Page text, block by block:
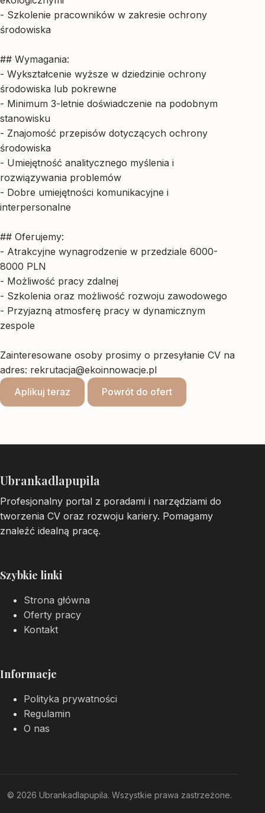
- Szkolenie pracowników w zakresie ochrony
środowiska
## Wymagania:
- Wykształcenie wyższe w dziedzinie ochrony
środowiska lub pokrewne
- Minimum 3-letnie doświadczenie na podobnym
stanowisku
- Znajomość przepisów dotyczących ochrony
środowiska
- Umiejętność analitycznego myślenia i
rozwiązywania problemów
- Dobre umiejętności komunikacyjne i
interpersonalne
## Oferujemy:
- Atrakcyjne wynagrodzenie w przedziale 6000-
8000 PLN
- Możliwość pracy zdalnej
- Szkolenia oraz możliwość rozwoju zawodowego
- Przyjazną atmosferę pracy w dynamicznym
zespole
Zainteresowane osoby prosimy o przesyłanie CV na
adres: rekrutacja@ekoinnowacje.pl
Aplikuj teraz
Powrót do ofert
Ubrankadlapupila
Profesjonalny portal z poradami i narzędziami do
tworzenia CV oraz rozwoju kariery. Pomagamy
znaleźć idealną pracę.
Szybkie linki
Strona główna
Oferty pracy
Kontakt
Informacje
Polityka prywatności
Regulamin
O nas
© 2026 Ubrankadlapupila. Wszystkie prawa zastrzeżone.